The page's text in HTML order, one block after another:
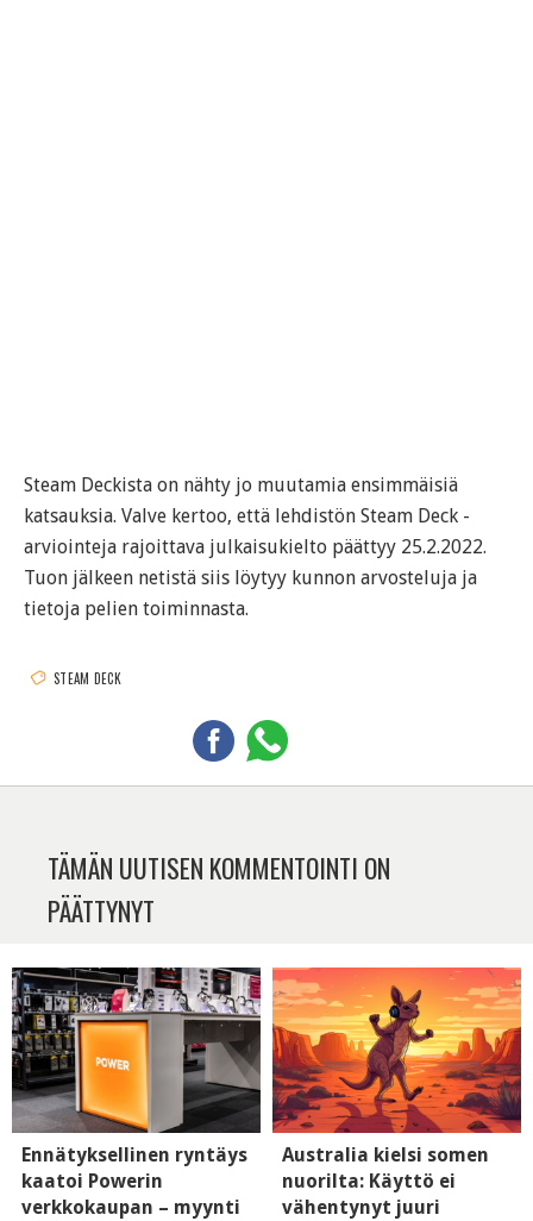
Steam Deckista on nähty jo muutamia ensimmäisiä
katsauksia. Valve kertoo, että lehdistön Steam Deck -
arviointeja rajoittava julkaisukielto päättyy 25.2.2022.
Tuon jälkeen netistä siis löytyy kunnon arvosteluja ja
tietoja pelien toiminnasta.
STEAM DECK
TÄMÄN UUTISEN KOMMENTOINTI ON
PÄÄTTYNYT
Ennätyksellinen ryntäys
kaatoi Powerin
verkkokaupan – myynti
Australia kielsi somen
nuorilta: Käyttö ei
vähentynyt juuri